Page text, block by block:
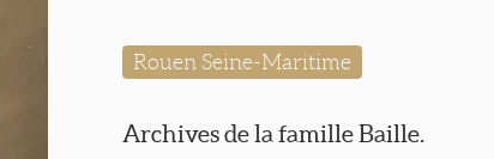
Rouen Seine-Maritime
Archives de la famille Baille.